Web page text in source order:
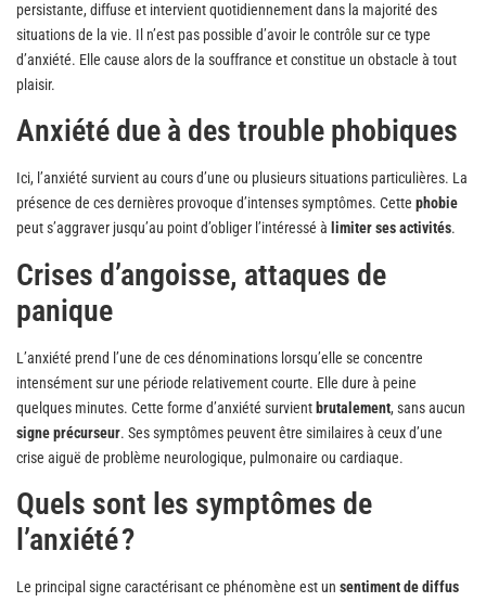
persistante, diffuse et intervient quotidiennement dans la majorité des
situations de la vie. Il n’est pas possible d’avoir le contrôle sur ce type
d’anxiété. Elle cause alors de la souffrance et constitue un obstacle à tout
plaisir.
Anxiété due à des trouble phobiques
Ici, l’anxiété survient au cours d’une ou plusieurs situations particulières. La
présence de ces dernières provoque d’intenses symptômes. Cette phobie
peut s’aggraver jusqu’au point d’obliger l’intéressé à limiter ses activités.
Crises d’angoisse, attaques de
panique
L’anxiété prend l’une de ces dénominations lorsqu’elle se concentre
intensément sur une période relativement courte. Elle dure à peine
quelques minutes. Cette forme d’anxiété survient brutalement, sans aucun
signe précurseur. Ses symptômes peuvent être similaires à ceux d’une
crise aiguë de problème neurologique, pulmonaire ou cardiaque.
Quels sont les symptômes de
l’anxiété ?
Le principal signe caractérisant ce phénomène est un sentiment de diffus